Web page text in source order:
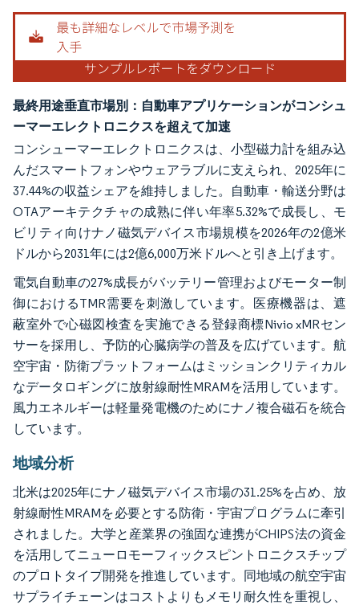
最終用途垂直市場別：自動車アプリケーションがコンシュ
ーマーエレクトロニクスを超えて加速
コンシューマーエレクトロニクスは、小型磁力計を組み込
んだスマートフォンやウェアラブルに支えられ、2025年に
37.44%の収益シェアを維持しました。自動車・輸送分野は
OTAアーキテクチャの成熟に伴い年率5.32%で成長し、モ
ビリティ向けナノ磁気デバイス市場規模を2026年の2億米
ドルから2031年には2億6,000万米ドルへと引き上げます。
電気自動車の27%成長がバッテリー管理およびモーター制
御におけるTMR需要を刺激しています。医療機器は、遮
蔽室外で心磁図検査を実施できる登録商標Nivio xMRセン
サーを採用し、予防的心臓病学の普及を広げています。航
空宇宙・防衛プラットフォームはミッションクリティカル
なデータロギングに放射線耐性MRAMを活用しています。
風力エネルギーは軽量発電機のためにナノ複合磁石を統合
しています。
地域分析
北米は2025年にナノ磁気デバイス市場の31.25%を占め、放
射線耐性MRAMを必要とする防衛・宇宙プログラムに牽引
されました。大学と産業界の強固な連携がCHIPS法の資金
を活用してニューロモーフィックスピントロニクスチップ
のプロトタイプ開発を推進しています。同地域の航空宇宙
サプライチェーンはコストよりもメモリ耐久性を重視し、